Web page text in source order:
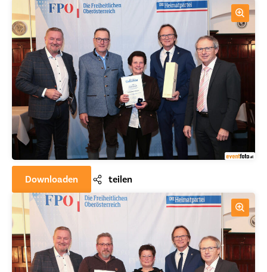
Downloaden teilen